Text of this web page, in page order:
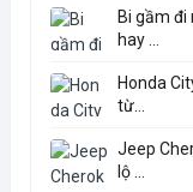
Bi gầm
hay ...
Honda
từ...
Jeep
lộ ...